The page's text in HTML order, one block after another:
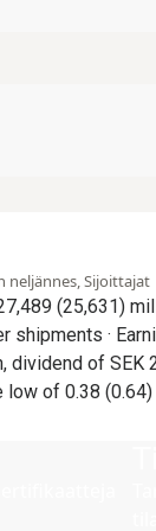
neljännes, Sijoittajat
SEK 2.09 (1.86) · Net
2 billion paid in Q2
of Oxelösund progresses,